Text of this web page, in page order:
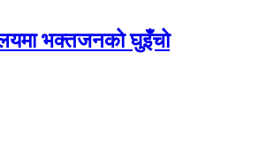
भक्तजनको घुइँचो